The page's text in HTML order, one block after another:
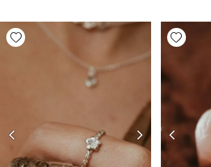
Add wishlist